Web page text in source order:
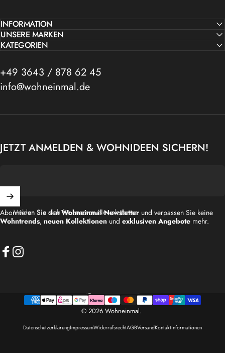
INFORMATION
UNSERE MARKEN
KATEGORIEN
+49 3643 / 878 62 45
info@wohneinmal.de
JETZT ANMELDEN & WOHNIDEEN SICHERN!
Melden Sie sich für unseren Newsletter an
Abonnieren Sie denWohneinmal Newsletter und verpassen Sie keine
Wohntrends, neuen Kollektionen und exklusiven Angebote mehr.
© 2026 Wohneinmal.
DatenschutzerklärungImpressumWiderrufsrechtAGBVersandKontaktinformationen
Land/Region